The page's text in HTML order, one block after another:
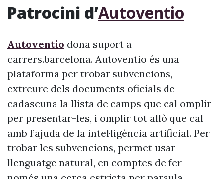
Patrocini d’Autoventio
Autoventio dona suport a
carrers.barcelona. Autoventio és una
plataforma per trobar subvencions,
extreure dels documents oficials de
cadascuna la llista de camps que cal omplir
per presentar-les, i omplir tot allò que cal
amb l’ajuda de la intel·ligència artificial. Per
trobar les subvencions, permet usar
llenguatge natural, en comptes de fer